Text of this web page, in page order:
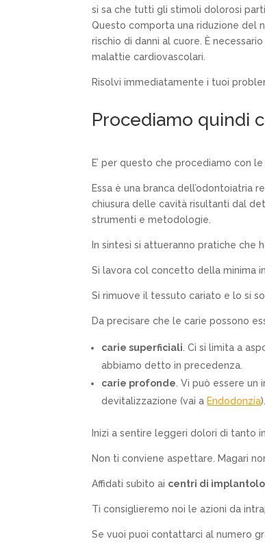
si sa che tutti gli stimoli dolorosi
Questo comporta una riduzione del
rischio di danni al cuore. È
malattie cardiovascolari.
Risolvi immediatamente i tuoi
Procediamo quindi
E’ per questo che procediamo con
Essa è una branca dell’odontoiatria
chiusura delle cavità risultanti dal
strumenti e metodologie.
In sintesi si attueranno pratiche che
Si lavora col concetto della minima
Si rimuove il tessuto cariato e lo si
Da precisare che le carie possono
carie superficiali . Ci si limita a
abbiamo detto in precedenza.
carie profonde . Vi può essere
devitalizzazione (vai a Endodonzia).
Inizi a sentire leggeri dolori di tanto
Non ti conviene aspettare. Magari
Affidati subito ai centri di
Ti consiglieremo noi le azioni da
Se vuoi puoi contattarci al numero